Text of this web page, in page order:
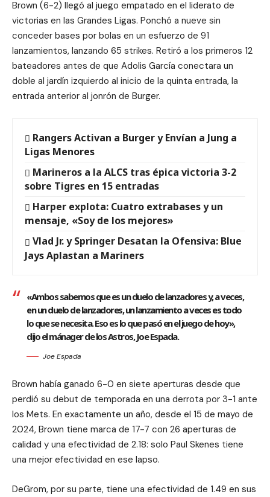
Brown (6-2) llegó al juego empatado en el liderato de
victorias en las Grandes Ligas. Ponchó a nueve sin
conceder bases por bolas en un esfuerzo de 91
lanzamientos, lanzando 65 strikes. Retiró a los primeros 12
bateadores antes de que Adolis García conectara un
doble al jardín izquierdo al inicio de la quinta entrada, la
entrada anterior al jonrón de Burger.
Rangers Activan a Burger y Envían a Jung a
Ligas Menores
Marineros a la ALCS tras épica victoria 3-2
sobre Tigres en 15 entradas
Harper explota: Cuatro extrabases y un
mensaje, «Soy de los mejores»
Vlad Jr. y Springer Desatan la Ofensiva: Blue
Jays Aplastan a Mariners
«Ambos sabemos que es un duelo de lanzadores y, a veces,
en un duelo de lanzadores, un lanzamiento a veces es todo
lo que se necesita. Eso es lo que pasó en el juego de hoy»,
dijo el mánager de los Astros, Joe Espada.
Joe Espada
Brown había ganado 6-0 en siete aperturas desde que
perdió su debut de temporada en una derrota por 3-1 ante
los Mets. En exactamente un año, desde el 15 de mayo de
2024, Brown tiene marca de 17-7 con 26 aperturas de
calidad y una efectividad de 2.18: solo Paul Skenes tiene
una mejor efectividad en ese lapso.
DeGrom, por su parte, tiene una efectividad de 1.49 en sus